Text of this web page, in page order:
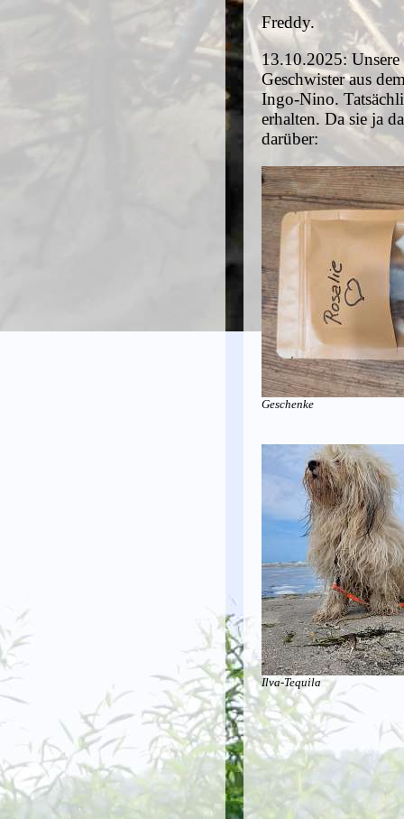
Freddy.
13.10.2025:
Geschwister aus
Ingo-Nino.
erhalten. Da sie ja
darüber:
Geschenke
Ilva-Tequila